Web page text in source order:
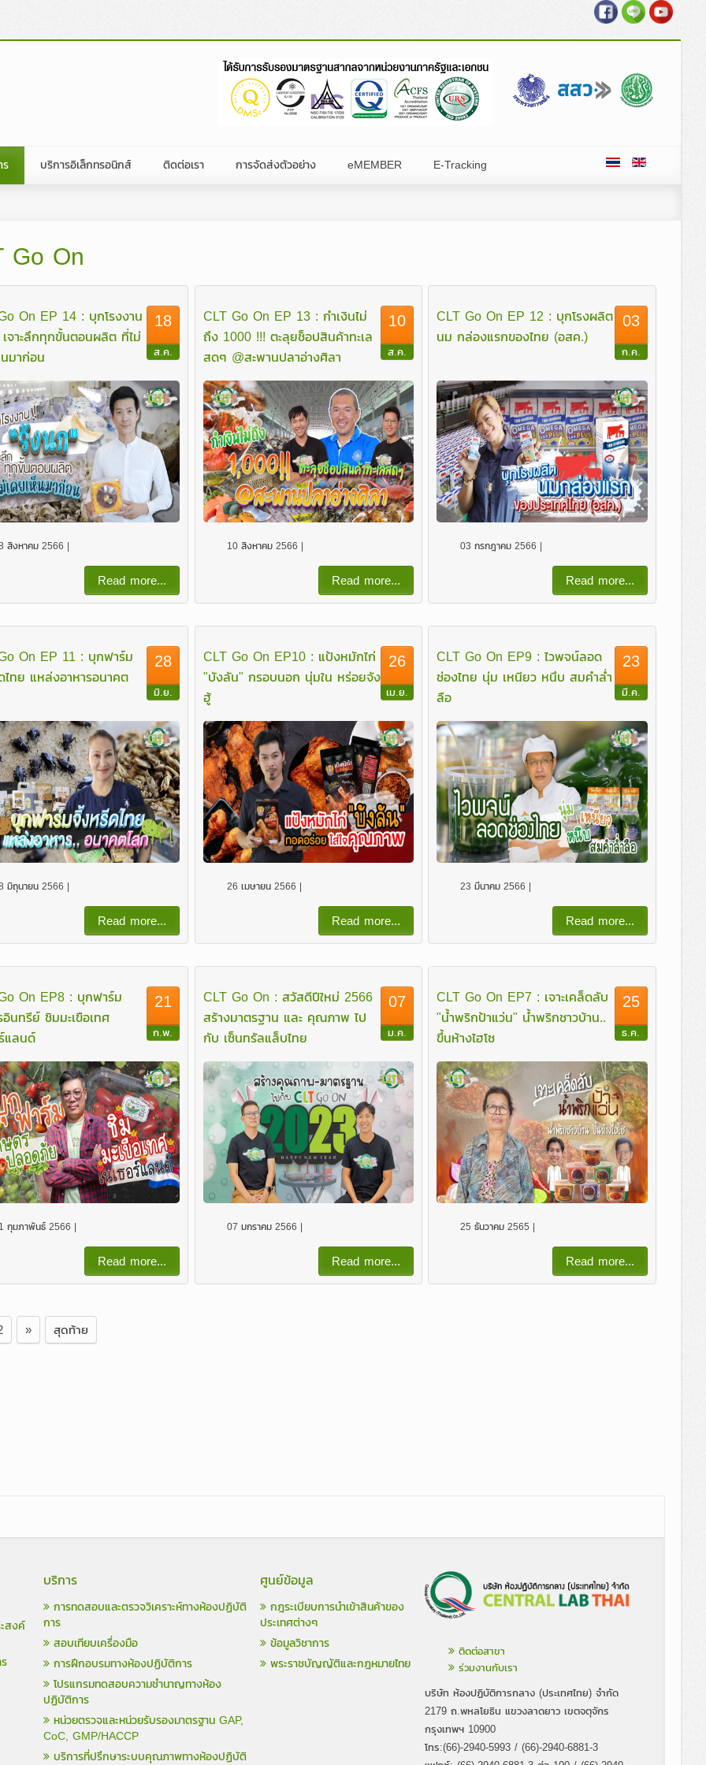
ริษัท
วจสอบ
รผู้อำนวยการ
ผู้บริหารบริษัทฯ
ผู้บริหารหน่วยงานสำนักงานสาขา
ผู้บริหารหน่วยงานสนับสนุน
ร
ปฏิทินฝึกอบรม
ฏิบัติการ
กษตร
อบรมหลักสูตร มาตรฐานการ
กิจการและผู้สัมผัสอาหาร แบบ
Online
แผนการจัดการอบรมหลักสูตรการ
สุขาภิบาลอาหาร
ายไทย
ร
งพิมพ์/เว็บไซต์
On
บริการอิเล็กทรอนิกส์
ติดต่อเรา
การจัดส่งตัวอย่าง eMEMBER E-Tracking
Go On
18
ส.ค.
On EP 14 : บุกโรงงาน
จาะลึกทุกขั้นตอนผลิต ที่ไม่
มาก่อน
สิงหาคม 2566 |
Read more...
10
ส.ค.
CLT Go On EP 13 : กำเงินไม่
ถึง 1000 !!! ตะลุยช็อปสินค้าทะเล
สดๆ @สะพานปลาอ่างศิลา
10 สิงหาคม 2566 |
Read more...
03
ก.ค.
CLT Go On EP 12 : บุกโรงผลิต
นม กล่องแรกของไทย (อสค.)
03 กรกฎาคม 2566 |
Read more...
28
มิ.ย.
On EP 11 : บุกฟาร์ม
ไทย แหล่งอาหารอนาคต
มิถุนายน 2566 |
Read more...
26
เม.ย.
CLT Go On EP10 : แป้งหมักไก่
"บังลัน" กรอบนอก นุ่มใน หร่อยจัง
ฮู้
26 เมษายน 2566 |
Read more...
23
มี.ค.
CLT Go On EP9 : ไวพจน์ลอด
ช่องไทย นุ่ม เหนียว หนึบ สมคำล่ำ
ลือ
23 มีนาคม 2566 |
Read more...
21
ก.พ.
On EP8 : บุกฟาร์ม
นทรีย์ ชิมมะเขือเทศ
แลนด์
กุมภาพันธ์ 2566 |
Read more...
07
ม.ค.
CLT Go On : สวัสดีปีใหม่ 2566
สร้างมาตรฐาน และ คุณภาพ ไป
กับ เซ็นทรัลแล็บไทย
07 มกราคม 2566 |
Read more...
25
ธ.ค.
CLT Go On EP7 : เจาะเคล็ดลับ
"น้ำพริกป้าแว่น" น้ำพริกชาวบ้าน..
ขึ้นห้างไฮโซ
25 ธันวาคม 2565 |
Read more...
» สุดท้าย
สงค์
บริการ
การทดสอบและตรวจวิเคราะห์ทางห้องปฏิบัติ
การ
สอบเทียบเครื่องมือ
การฝึกอบรมทางห้องปฏิบัติการ
โปรแกรมทดสอบความชำนาญทางห้อง
ปฏิบัติการ
หน่วยตรวจและหน่วยรับรองมาตรฐาน GAP,
CoC, GMP/HACCP
บริการที่ปรึกษาระบบคุณภาพทางห้องปฏิบัติ
ศูนย์ข้อมูล
กฎระเบียบการนำเข้าสินค้าของ
ประเทศต่างๆ
ข้อมูลวิชาการ
พระราชบัญญัติและกฎหมายไทย
ติดต่อสาขา
ร่วมงานกับเรา
บริษัท ห้องปฏิบัติการกลาง (ประเทศไทย) จำกัด
2179 ถ.พหลโยธิน แขวงลาดยาว เขตจตุจักร
กรุงเทพฯ 10900
โทร:(66)-2940-5993 / (66)-2940-6881-3